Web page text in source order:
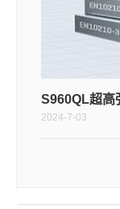
S960QL超高
2024-7-03